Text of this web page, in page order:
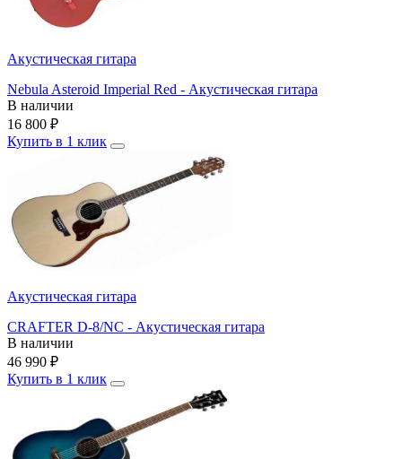
Акустическая гитара
Nebula Asteroid Imperial Red - Акустическая гитара
В наличии
16 800 ₽
Купить в 1 клик
Акустическая гитара
CRAFTER D-8/NС - Акустическая гитара
В наличии
46 990 ₽
Купить в 1 клик